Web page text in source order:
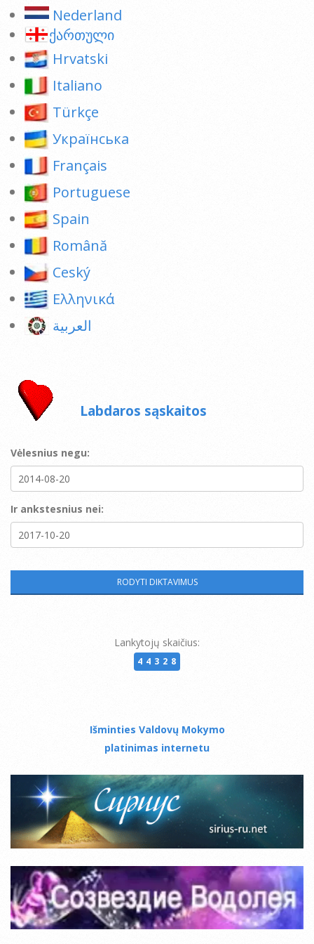
Nederland
ქართული
Hrvatski
Italiano
Türkçe
Українська
Français
Portuguese
Spain
Română
Ceský
Ελληνικά
العربية
Labdaros sąskaitos
Vėlesnius negu:
Ir ankstesnius nei:
Lankytojų skaičius:
44328
Išminties Valdovų Mokymo
platinimas internetu